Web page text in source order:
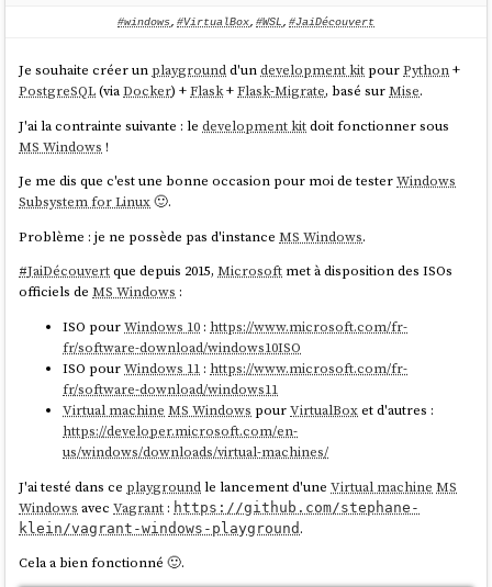
succès.
Si quelqu'un a la solution, je suis preneur ! (contact@stephane-
klein.info ).
#windows, #VirtualBox, #WSL, #JaiDécouvert
Je souhaite créer un playgroundd'undevelopment kit pourPython+
PostgreSQL(viaDocker) +Flask+Flask-Migrate, basé surMise.
J'ai la contrainte suivante : ledevelopment kitdoit fonctionner sous
MS Windows !
Je me dis que c'est une bonne occasion pour moi de testerWindows
Subsystem for Linux🙂.
Problème : je ne possède pas d'instanceMS Windows.
#JaiDécouvertque depuis 2015,Microsoft met à disposition des ISOs
officiels deMS Windows :
ISO pourWindows 10 : https://www.microsoft.com/fr-
fr/software-download/windows10ISO
ISO pourWindows 11 : https://www.microsoft.com/fr-
fr/software-download/windows11
Virtual machine MS Windows pourVirtualBoxet d'autres :
https://developer.microsoft.com/en-
us/windows/downloads/virtual-machines/
J'ai testé dans ce playgroundle lancement d'uneVirtual machine MS
Windows avecVagrant : https://github.com/stephane-
klein/vagrant-windows-playground .
Cela a bien fonctionné 🙂.